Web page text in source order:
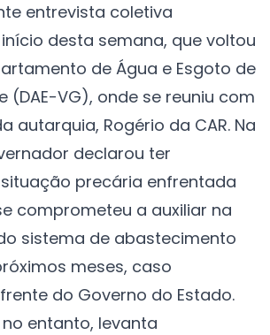
entrevista coletiva
desta semana, que voltou
de Água e Esgoto de
(DAE-VG), onde se reuniu com
autarquia, Rogério da CAR. Na
declarou ter
precária enfrentada
comprometeu a auxiliar na
sistema de abastecimento
meses, caso
do Governo do Estado.
entanto, levanta